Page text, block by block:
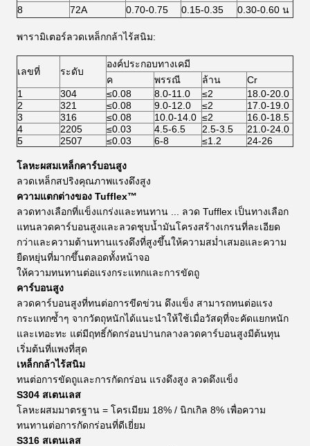
8
72A 0.70-0.75 0.15-0.35 0.30-0.60 น
พารามิเตอร์ลวดเหล็กกล้าไร้สนิม:
เลขที่ ระดับ
องค์ประกอบทางเคมี
ค
พรรณี ล้าน
Cr
1
304 ≤0.08 8.0-11.0 ≤2
18.0-20.0
2
321 ≤0.08 9.0-12.0 ≤2
17.0-19.0
3
316 ≤0.08 10.0-14.0 ≤2
16.0-18.5
4
2205 ≤0.03 4.5-6.5 2.5-3.5
21.0-24.0
5
2507 ≤0.03 6-8 ≤1.2 24-26
โลหะผสมเหล็กคาร์บอนสูง
ลวดเหล็กสปริงคุณภาพแรงดึงสูง
ความแตกต่างของ Tufflex™
ลวดทางเลือกที่แข็งแกร่งและทนทาน ... ลวด Tufflex เป็นทางเลือก
แทนลวดคาร์บอนสูงและลวดชุบน้ำมันโครงสร้างเกรนที่ละเอียด
กว่าและความต้านทานแรงดึงที่สูงขึ้นให้ความสม่ำเสมอและความ
ยืดหยุ่นที่มากขึ้นตลอดทั้งหน้าจอ
ให้ความทนทานต่อแรงกระแทกและการขัดถู
คาร์บอนสูง
ลวดคาร์บอนสูงที่ทนต่อการขีดข่วน ดึงแข็ง สามารถทนต่อแรง
กระแทกซ้ำๆ จากวัตถุหนักได้แนะนำให้ใช้เมื่อวัสดุที่จะคัดแยกหนัก
และเทอะทะ แต่มีฤทธิ์กัดกร่อนปานกลางลวดคาร์บอนสูงมีต้นทุน
เริ่มต้นที่แพงที่สุด
เหล็กกล้าไร้สนิม
ทนต่อการขัดถูและการกัดกร่อน แรงดึงสูง ลวดดึงแข็ง
S304 สเตนเลส
โลหะผสมมาตรฐาน = โครเมียม 18% / นิกเกิล 8% เพื่อความ
ทนทานต่อการกัดกร่อนที่ดีเยี่ยม
S316 สเตนเลส